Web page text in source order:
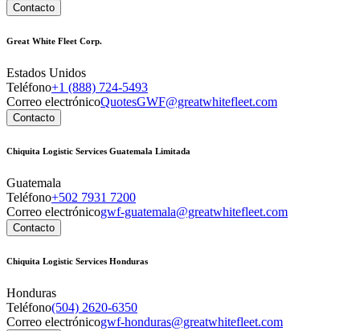
Contacto
Great White Fleet Corp.
Estados Unidos
Teléfono+1 (888) 724-5493
Correo electrónicoQuotesGWF@greatwhitefleet.com
Contacto
Chiquita Logistic Services Guatemala Limitada
Guatemala
Teléfono+502 7931 7200
Correo electrónicogwf-guatemala@greatwhitefleet.com
Contacto
Chiquita Logistic Services Honduras
Honduras
Teléfono(504) 2620-6350
Correo electrónicogwf-honduras@greatwhitefleet.com